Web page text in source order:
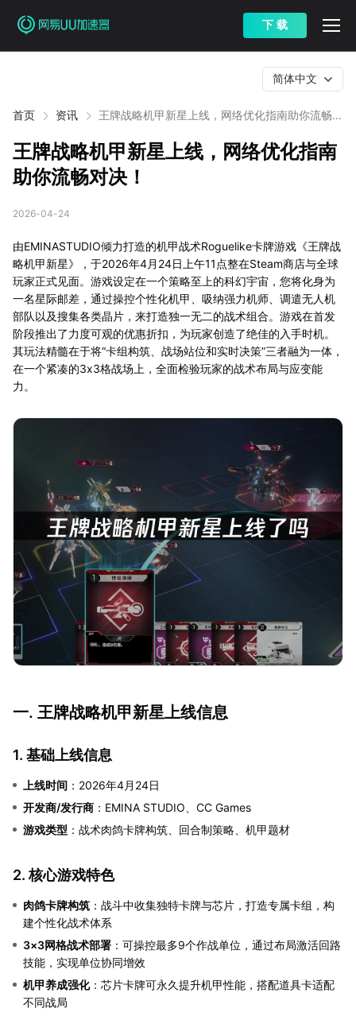
下 载
首页 资讯
王牌战略机甲新星上线，网络优化指南助你流畅对
简体中文
王牌战略机甲新星上线，网络优化指南
助你流畅对决！
2026-04-24
由EMINASTUDIO倾力打造的机甲战术Roguelike卡牌游戏《王牌战
略机甲新星》，于2026年4月24日上午11点整在Steam商店与全球
玩家正式见面。游戏设定在一个策略至上的科幻宇宙，您将化身为
一名星际邮差，通过操控个性化机甲、吸纳强力机师、调遣无人机
部队以及搜集各类晶片，来打造独一无二的战术组合。游戏在首发
阶段推出了力度可观的优惠折扣，为玩家创造了绝佳的入手时机。
其玩法精髓在于将“卡组构筑、战场站位和实时决策”三者融为一体，
在一个紧凑的3x3格战场上，全面检验玩家的战术布局与应变能
力。
一. 王牌战略机甲新星上线信息
1. 基础上线信息
上线时间 ：2026年4月24日
开发商/发行商 ：EMINA STUDIO、CC Games
游戏类型 ：战术肉鸽卡牌构筑、回合制策略、机甲题材
2. 核心游戏特色
肉鸽卡牌构筑 ：战斗中收集独特卡牌与芯片，打造专属卡组，构
建个性化战术体系
3×3网格战术部署 ：可操控最多9个作战单位，通过布局激活回路
技能，实现单位协同增效
机甲养成强化：芯片卡牌可永久提升机甲性能，搭配道具卡适配
不同战局